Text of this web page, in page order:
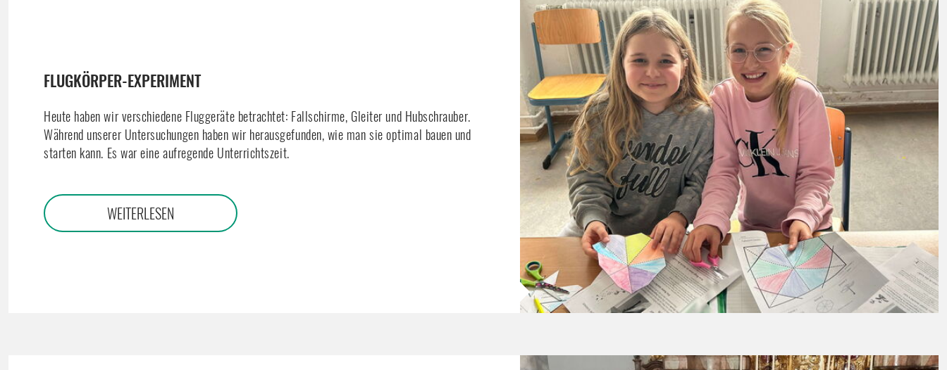
FLUGKÖRPER-EXPERIMENT
Heute haben wir verschiedene Fluggeräte betrachtet: Fallschirme, Gleiter und Hubschrauber.
Während unserer Untersuchungen haben wir herausgefunden, wie man sie optimal bauen und
starten kann. Es war eine aufregende Unterrichtszeit.
WEITERLESEN